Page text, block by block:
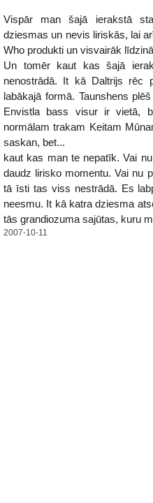
Vispār man šajā ierakstā
dziesmas un nevis liriskās, lai
Who produkti un visvairāk
Un tomēr kaut kas šajā
nenostrādā. It kā Daltrijs rēc
labākajā formā. Taunshens
Envistla bass visur ir vietā,
normālam trakam Keitam
saskan, bet...
kaut kas man te nepatīk. Vai
daudz lirisko momentu. Vai nu
tā īsti tas viss nestrādā. Es
neesmu. It kā katra dziesma
tās grandiozuma sajūtas, kuru
2007-10-11